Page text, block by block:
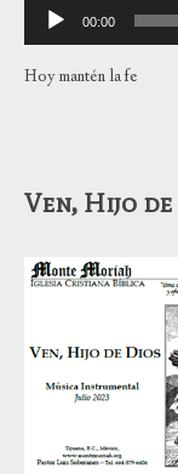
Reproductor
de
audio
00:00
Hoy mantén la fe
Ven, Hijo